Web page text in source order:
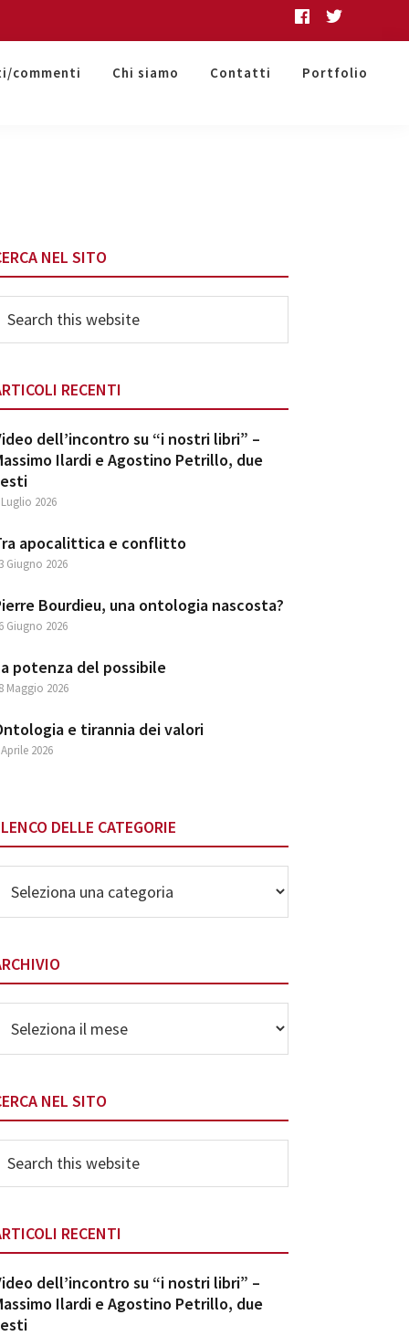
commenti Chi siamo Contatti Portfolio
NEL SITO
this
RECENTI
dell’incontro su “i nostri libri” –
Ilardi e Agostino Petrillo, due
2026
apocalittica e conflitto
Giugno 2026
Bourdieu, una ontologia nascosta?
Giugno 2026
potenza del possibile
Maggio 2026
e tirannia dei valori
2026
DELLE CATEGORIE
delle
NEL SITO
this
RECENTI
dell’incontro su “i nostri libri” –
Ilardi e Agostino Petrillo, due